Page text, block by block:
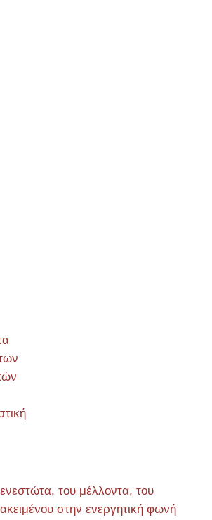
του μέλλοντα, του
στην ενεργητική φωνή